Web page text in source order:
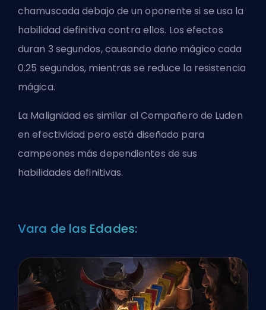
chamuscada debajo de un oponente si se usa la
habilidad definitiva contra ellos. Los efectos
duran 3 segundos, causando daño mágico cada
0.25 segundos, mientras se reduce la resistencia
mágica.
La Malignidad es similar al Compañero de Luden
en efectividad pero está diseñado para
campeones más dependientes de sus
habilidades definitivas.
Vara de las Edades: